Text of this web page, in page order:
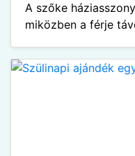
A szőke
miközben a férje